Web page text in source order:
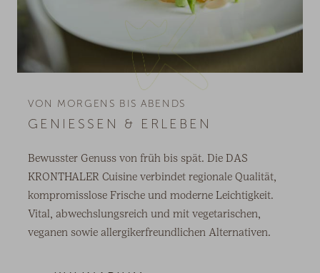
VON MORGENS BIS ABENDS
GENIESSEN & ERLEBEN
Bewusster Genuss von früh bis spät. Die DAS
KRONTHALER Cuisine verbindet regionale Qualität,
kompromisslose Frische und moderne Leichtigkeit.
Vital, abwechslungsreich und mit vegetarischen,
veganen sowie allergikerfreundlichen Alternativen.